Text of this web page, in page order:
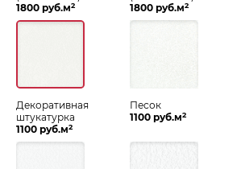
1800 руб.м2
1800 руб.м2
Декоративная
штукатурка
1100 руб.м2
Песок
1100 руб.м2